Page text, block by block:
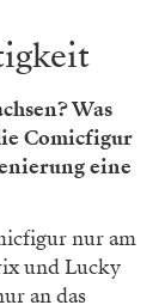
Was
Comicfigur
eine
nur am
und Lucky
an das